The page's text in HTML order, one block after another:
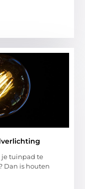
je tuinpad te
Dan is houten